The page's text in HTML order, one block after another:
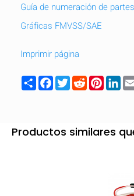
Guía de numeración de partes
Gráficas FMVSS/SAE
Imprimir página
ShareFacebook
TwitterReddit
Productos similares